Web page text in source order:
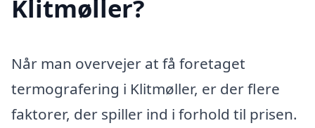
Klitmøller?
Når man overvejer at få foretaget
termografering i Klitmøller, er der flere
faktorer, der spiller ind i forhold til prisen.